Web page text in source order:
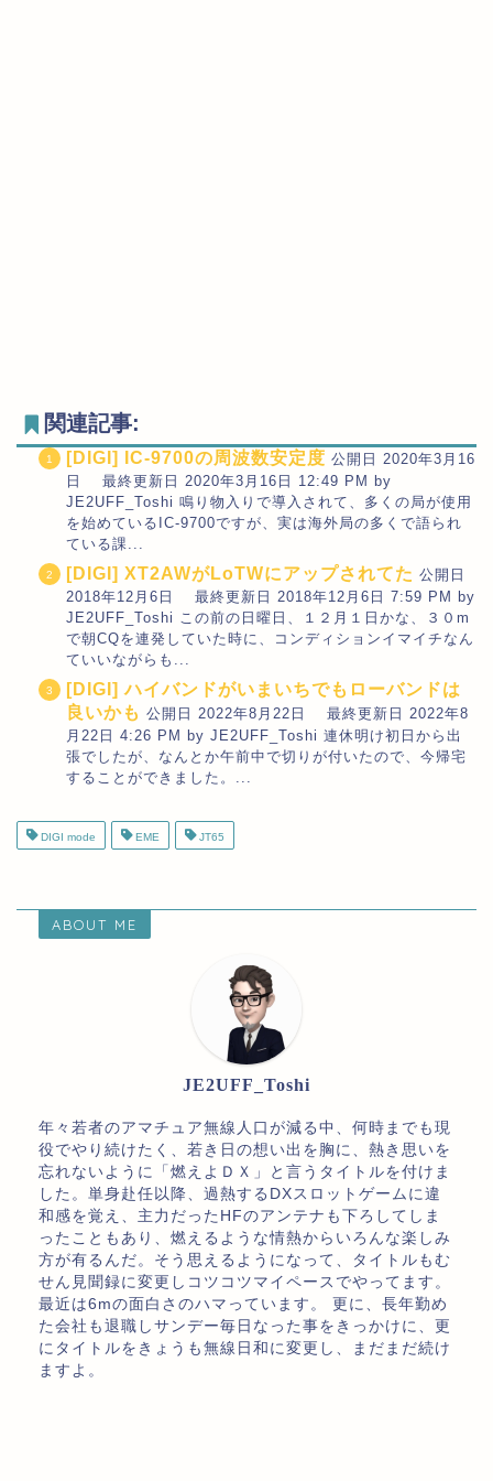
関連記事:
[DIGI] IC-9700の周波数安定度 公開日 2020年3月16
日 最終更新日 2020年3月16日 12:49 PM by
JE2UFF_Toshi 鳴り物入りで導入されて、多くの局が使用
を始めているIC-9700ですが、実は海外局の多くで語られ
ている課...
[DIGI] XT2AWがLoTWにアップされてた 公開日
2018年12月6日 最終更新日 2018年12月6日 7:59 PM by
JE2UFF_Toshi この前の日曜日、１２月１日かな、３０m
で朝CQを連発していた時に、コンディションイマイチなん
ていいながらも...
[DIGI] ハイバンドがいまいちでもローバンドは
良いかも 公開日 2022年8月22日 最終更新日 2022年8
月22日 4:26 PM by JE2UFF_Toshi 連休明け初日から出
張でしたが、なんとか午前中で切りが付いたので、今帰宅
することができました。...
DIGI mode EME JT65
ABOUT ME
JE2UFF_Toshi
年々若者のアマチュア無線人口が減る中、何時までも現
役でやり続けたく、若き日の想い出を胸に、熱き思いを
忘れないように「燃えよＤＸ」と言うタイトルを付けま
した。単身赴任以降、過熱するDXスロットゲームに違
和感を覚え、主力だったHFのアンテナも下ろしてしま
ったこともあり、燃えるような情熱からいろんな楽しみ
方が有るんだ。そう思えるようになって、タイトルもむ
せん見聞録に変更しコツコツマイペースでやってます。
最近は6mの面白さのハマっています。 更に、長年勤め
た会社も退職しサンデー毎日なった事をきっかけに、更
にタイトルをきょうも無線日和に変更し、まだまだ続け
ますよ。